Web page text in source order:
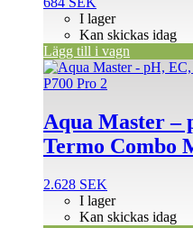
I lager
Kan skickas idag
Lägg till i vagn
Aqua Master –
Termo Combo
2.628 SEK
I lager
Kan skickas idag